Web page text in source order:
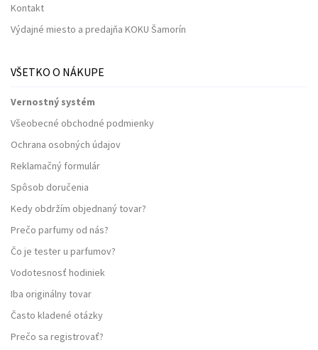
Kontakt
Výdajné miesto a predajňa KOKU Šamorín
VŠETKO O NÁKUPE
Vernostný systém
Všeobecné obchodné podmienky
Ochrana osobných údajov
Reklamačný formulár
Spôsob doručenia
Kedy obdržím objednaný tovar?
Prečo parfumy od nás?
Čo je tester u parfumov?
Vodotesnosť hodiniek
Iba originálny tovar
Často kladené otázky
Prečo sa registrovať?